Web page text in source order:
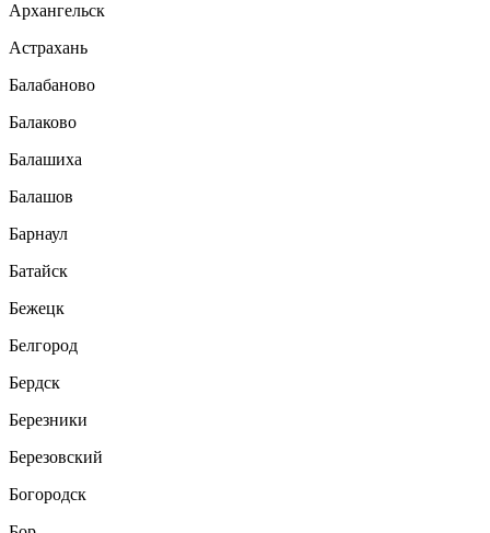
Архангельск
Астрахань
Балабаново
Балаково
Балашиха
Балашов
Барнаул
Батайск
Бежецк
Белгород
Бердск
Березники
Березовский
Богородск